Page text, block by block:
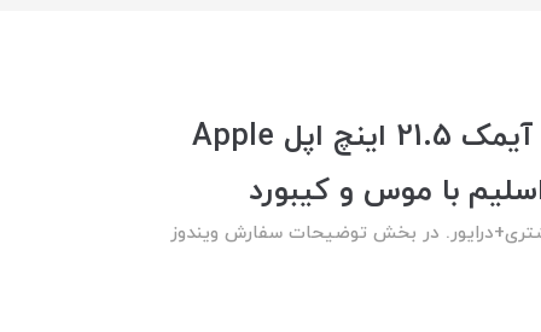
خرید و قیمت روز آل این وان آیمک 21.5 اینچ اپل Apple
8، 10 و 11) به انتخاب مشتری+درایور. در بخش توضیحات سفارش ویندوز